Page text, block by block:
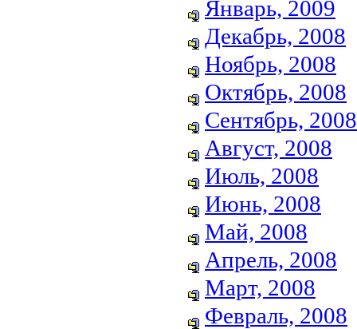
Январь, 2009
Декабрь, 2008
Ноябрь, 2008
Октябрь, 2008
Сентябрь, 2008
Август, 2008
Июль, 2008
Июнь, 2008
Май, 2008
Апрель, 2008
Март, 2008
Февраль, 2008